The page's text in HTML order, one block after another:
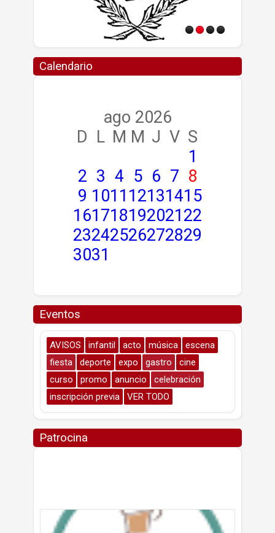
Calendario
ago 2026
D L M M J V S
1
2 3 4 5 6 7 8
9 1011 12131415
16171819202122
23242526272829
3031
Eventos
AVISOS infantil acto música
escena
fiesta
deporte expo gastro
cine
curso
promo anuncio
celebración
inscripción previa
VER TODO
Patrocina